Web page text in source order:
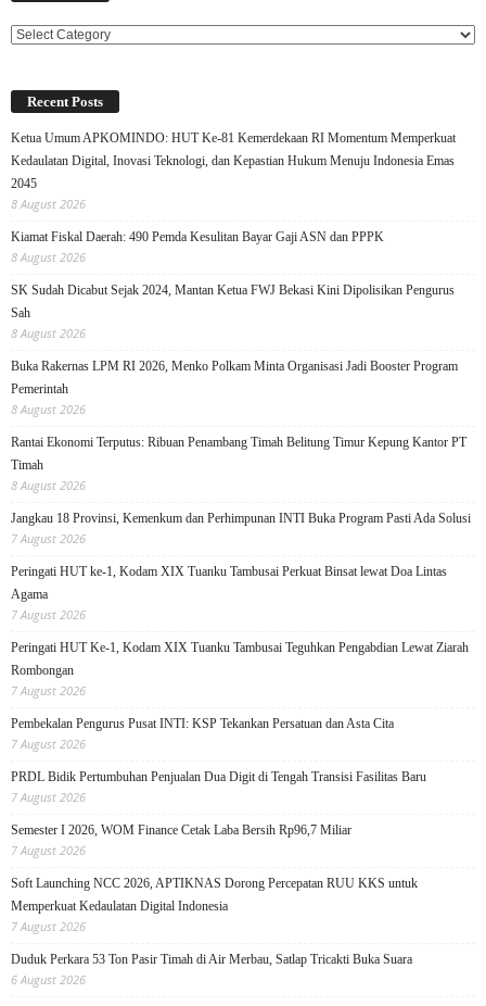
Categories
Recent Posts
Ketua Umum APKOMINDO: HUT Ke-81 Kemerdekaan RI Momentum Memperkuat
Kedaulatan Digital, Inovasi Teknologi, dan Kepastian Hukum Menuju Indonesia Emas
2045
8 August 2026
Kiamat Fiskal Daerah: 490 Pemda Kesulitan Bayar Gaji ASN dan PPPK
8 August 2026
SK Sudah Dicabut Sejak 2024, Mantan Ketua FWJ Bekasi Kini Dipolisikan Pengurus
Sah
8 August 2026
Buka Rakernas LPM RI 2026, Menko Polkam Minta Organisasi Jadi Booster Program
Pemerintah
8 August 2026
Rantai Ekonomi Terputus: Ribuan Penambang Timah Belitung Timur Kepung Kantor PT
Timah
8 August 2026
Jangkau 18 Provinsi, Kemenkum dan Perhimpunan INTI Buka Program Pasti Ada Solusi
7 August 2026
Peringati HUT ke-1, Kodam XIX Tuanku Tambusai Perkuat Binsat lewat Doa Lintas
Agama
7 August 2026
Peringati HUT Ke-1, Kodam XIX Tuanku Tambusai Teguhkan Pengabdian Lewat Ziarah
Rombongan
7 August 2026
Pembekalan Pengurus Pusat INTI: KSP Tekankan Persatuan dan Asta Cita
7 August 2026
PRDL Bidik Pertumbuhan Penjualan Dua Digit di Tengah Transisi Fasilitas Baru
7 August 2026
Semester I 2026, WOM Finance Cetak Laba Bersih Rp96,7 Miliar
7 August 2026
Soft Launching NCC 2026, APTIKNAS Dorong Percepatan RUU KKS untuk
Memperkuat Kedaulatan Digital Indonesia
7 August 2026
Duduk Perkara 53 Ton Pasir Timah di Air Merbau, Satlap Tricakti Buka Suara
6 August 2026